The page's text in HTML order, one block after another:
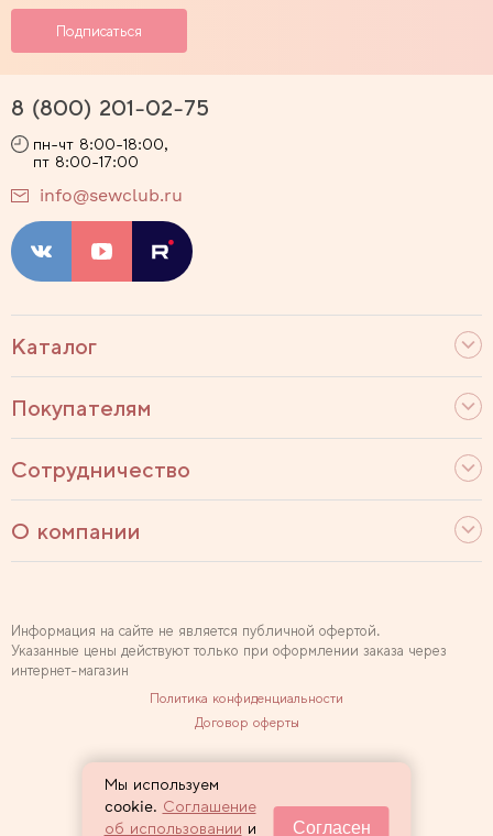
Каталог
Покупателям
Сотрудничество
О компании
8 (800) 201-02-75
пн-чт 8:00-18:00,
пт 8:00-17:00
info@sewclub.ru
Информация на сайте не является публичной офертой.
Указанные цены действуют только при оформлении заказа через
интернет-магазин
Политика конфиденциальности
Договор оферты
Мы используем
cookie. Соглашение
об использовании и Согласен